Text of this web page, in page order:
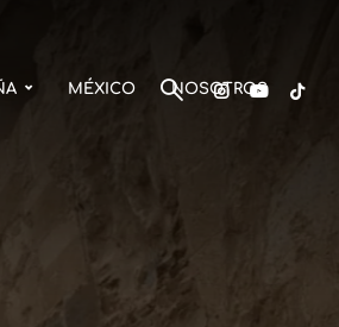
MÉXICO NOSOTROS